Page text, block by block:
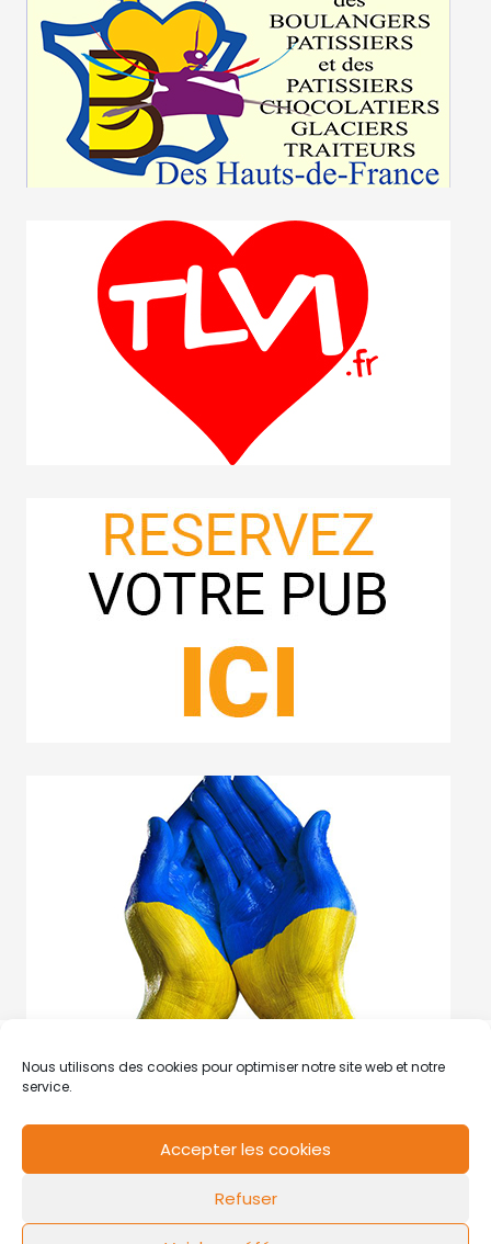
Nous utilisons des cookies pour optimiser notre site web et notre
service.
Accepter les cookies
Refuser
Mentions légales Politique de cookies
FLOW44